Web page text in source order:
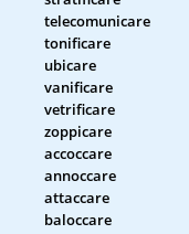
telecomunicare
tonificare
ubicare
vanificare
vetrificare
zoppicare
accoccare
annoccare
attaccare
baloccare